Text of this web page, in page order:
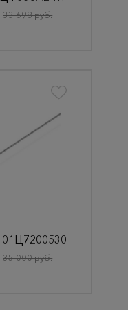
33 698 руб.
01Ц7200530
35 000 руб.